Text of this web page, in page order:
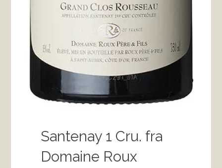
Santenay 1 Cru. fra
Domaine Roux